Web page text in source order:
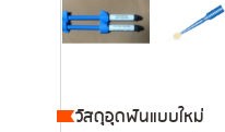
วัสดุอุดฟันแบบใหม่